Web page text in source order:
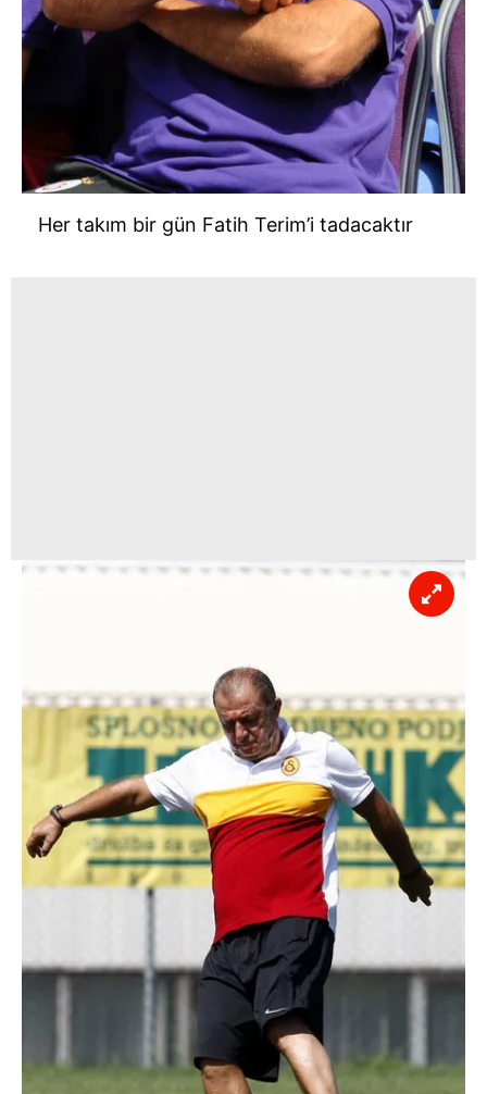
Her takım bir gün Fatih Terim’i tadacaktır